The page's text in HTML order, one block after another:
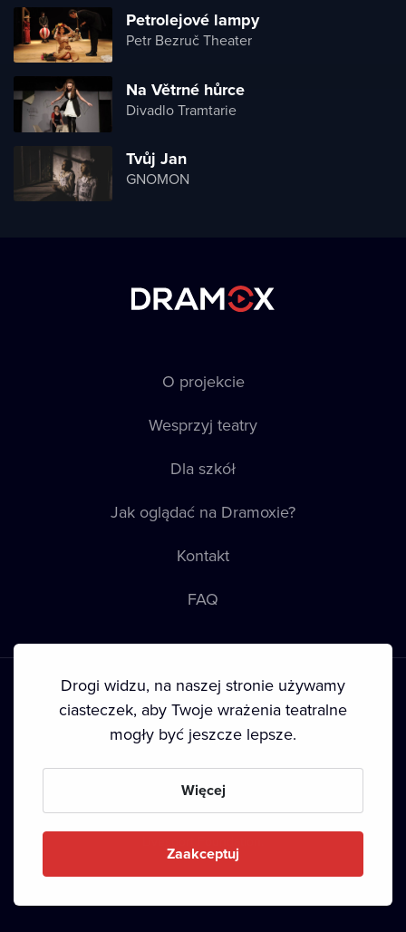
Petrolejové lampy
Petr Bezruč Theater
Na Větrné hůrce
Divadlo Tramtarie
Tvůj Jan
GNOMON
O projekcie
Wesprzyj teatry
Dla szkół
Jak oglądać na Dramoxie?
Kontakt
FAQ
Prawa autorskie
Drogi widzu, na naszej stronie używamy
ciasteczek, aby Twoje wrażenia teatralne
mogły być jeszcze lepsze.
Więcej
Zaakceptuj